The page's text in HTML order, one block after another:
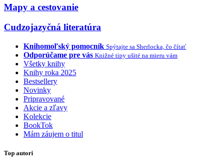
Mapy a cestovanie
Cudzojazyčná literatúra
Knihomoľský pomocník Spýtajte sa Sherlocka, čo čítať
Odporúčame pre vás Knižné tipy ušité na mieru vám
Všetky knihy
Knihy roka 2025
Bestsellery
Novinky
Pripravované
Akcie a zľavy
Kolekcie
BookTok
Mám záujem o titul
Top autori